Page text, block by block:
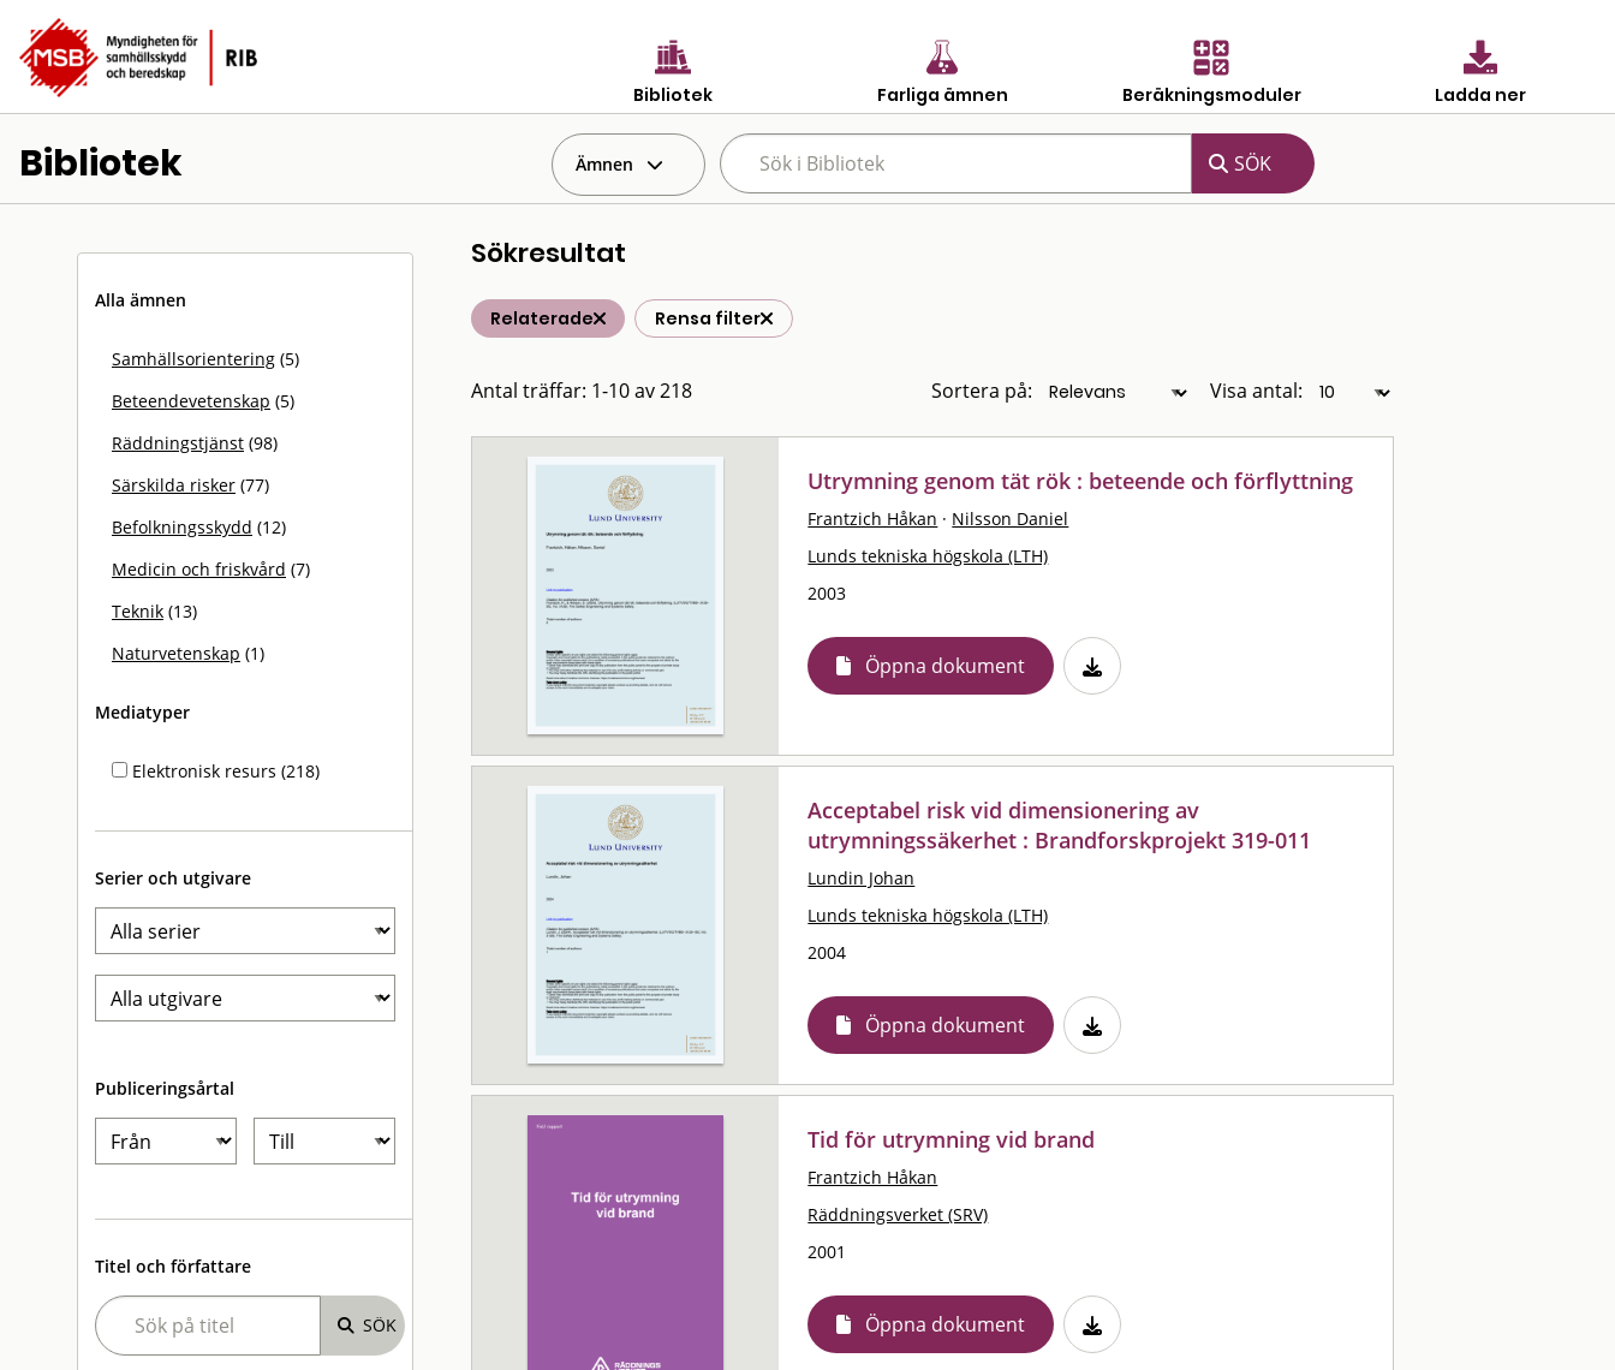
Bibliotek Farliga ämnen Beräkningsmoduler Ladda ner
Bibliotek Ämnen
Alla ämnen
Samhällsorientering (5)
Beteendevetenskap (5)
Räddningstjänst (98)
Särskilda risker (77)
Befolkningsskydd (12)
Medicin och friskvård (7)
Teknik (13)
Naturvetenskap (1)
Mediatyper
Elektronisk resurs (218)
Serier och utgivare
Publiceringsårtal
Titel och författare
Sökresultat
Relaterade Rensa filter
Antal träffar: 1-10 av 218 Sortera på: Visa antal:
Utrymning genom tät rök : beteende och förflyttning
Frantzich Håkan · Nilsson Daniel
Lunds tekniska högskola (LTH)
2003
Öppna dokument
Acceptabel risk vid dimensionering av
utrymningssäkerhet : Brandforskprojekt 319-011
Lundin Johan
Lunds tekniska högskola (LTH)
2004
Öppna dokument
Tid för utrymning vid brand
Frantzich Håkan
Räddningsverket (SRV)
2001
Öppna dokument